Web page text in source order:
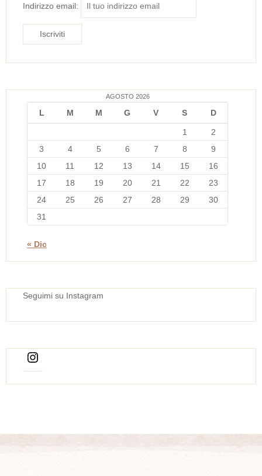
Indirizzo email:
AGOSTO 2026
L M M G V S D
1
2
3
4 5 6 7 8
9
10
11 12 13 14 15
16
17
18 19 20 21 22
23
24
25 26 27 28 29
30
31
« Dic
Seguimi su Instagram